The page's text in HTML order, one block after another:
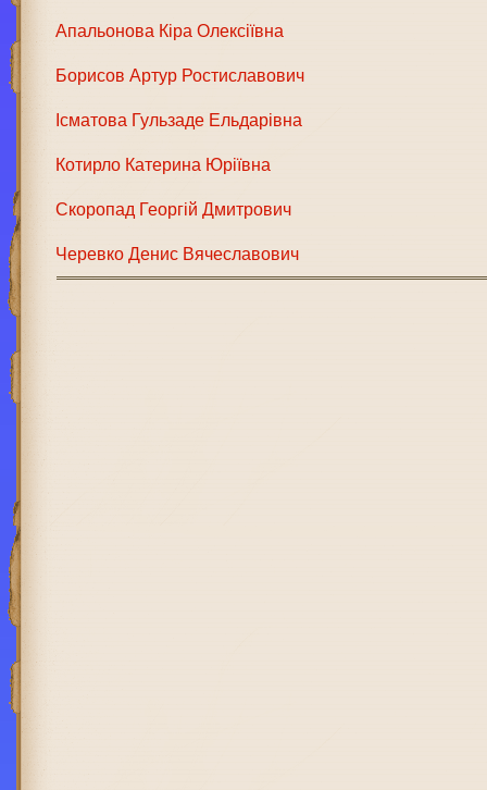
Апальонова Кіра Олексіївна
Борисов Артур Ростиславович
Ісматова Гульзаде Ельдарівна
Котирло Катерина Юріївна
Скоропад Георгій Дмитрович
Черевко Денис Вячеславович